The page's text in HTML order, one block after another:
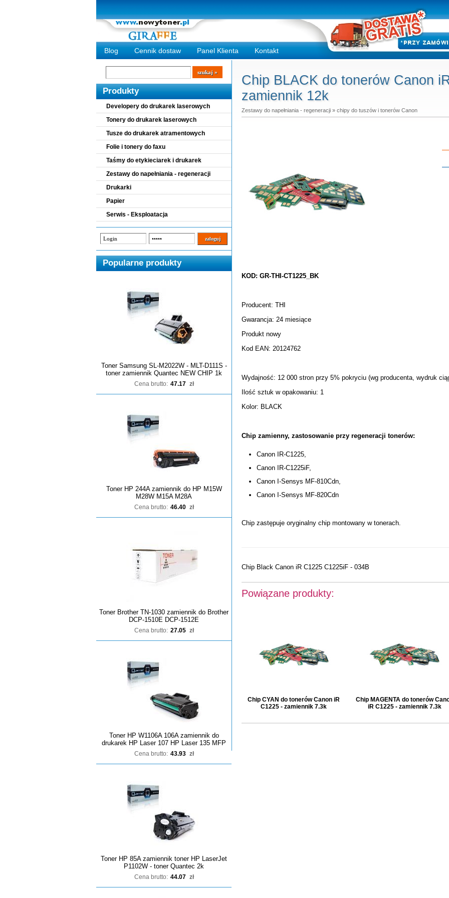
Blog Cennik dostaw Panel Klienta Kontakt
Wyszukiwarka
szukaj
Produkty
Developery do drukarek laserowych
Tonery do drukarek laserowych
Tusze do drukarek atramentowych
Folie i tonery do faxu
Taśmy do etykieciarek i drukarek
Zestawy do napełniania - regeneracji
Drukarki
Papier
Serwis - Eksploatacja
Popularne produkty
Toner Samsung SL-M2022W - MLT-D111S -
toner zamiennik Quantec NEW CHIP 1k
Cena brutto: 47.17 zł
Toner HP 244A zamiennik do HP M15W
M28W M15A M28A
Cena brutto: 46.40 zł
Toner Brother TN-1030 zamiennik do Brother
DCP-1510E DCP-1512E
Cena brutto: 27.05 zł
Toner HP W1106A 106A zamiennik do
drukarek HP Laser 107 HP Laser 135 MFP
Cena brutto: 43.93 zł
Toner HP 85A zamiennik toner HP LaserJet
P1102W - toner Quantec 2k
Cena brutto: 44.07 zł
Chip BLACK do tonerów Canon
zamiennik 12k
Zestawy do napełniania - regeneracji » chipy do tuszów i tonerów Canon
KOD: GR-THI-CT1225_BK
Producent: THI
Gwarancja: 24 miesiące
Produkt nowy
Kod EAN: 20124762
Wydajność: 12 000 stron przy 5% pokryciu (wg producenta, wydruk
Ilość sztuk w opakowaniu: 1
Kolor: BLACK
Chip zamienny, zastosowanie przy regeneracji tonerów:
Canon IR-C1225,
Canon IR-C1225iF,
Canon I-Sensys MF-810Cdn,
Canon I-Sensys MF-820Cdn
Chip zastępuje oryginalny chip montowany w tonerach.
Chip Black Canon iR C1225 C1225iF - 034B
Powiązane produkty:
Chip CYAN do tonerów Canon iR
C1225 - zamiennik 7.3k
Chip MAGENTA do tonerów
iR C1225 - zamiennik 7.3k